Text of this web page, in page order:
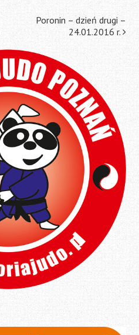
Poronin – dzień drugi –
24.01.2016 r.